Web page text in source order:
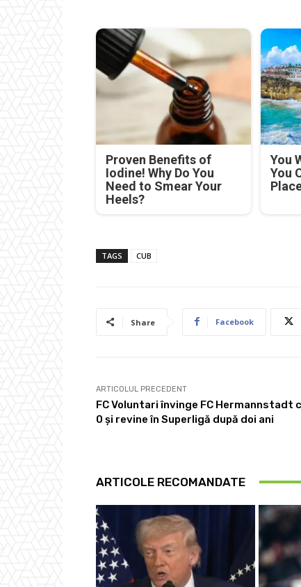
Proven Benefits of
Iodine! Why Do You
Need to Smear Your
Heels?
You
You
TAGS CUB
Share Facebook
ARTICOLUL PRECEDENT
FC Voluntari învinge FC Hermannstadt
0 şi revine în Superligă după doi ani
ARTICOLE RECOMANDATE